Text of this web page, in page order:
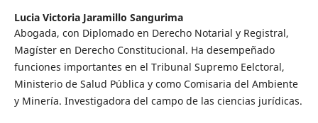
Lucia Victoria Jaramillo Sangurima
Abogada, con Diplomado en Derecho Notarial y Registral,
Magíster en Derecho Constitucional. Ha desempeñado
funciones importantes en el Tribunal Supremo Eelctoral,
Ministerio de Salud Pública y como Comisaria del Ambiente
y Minería. Investigadora del campo de las ciencias jurídicas.